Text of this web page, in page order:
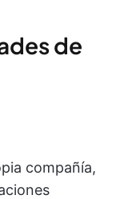
de
compañía,